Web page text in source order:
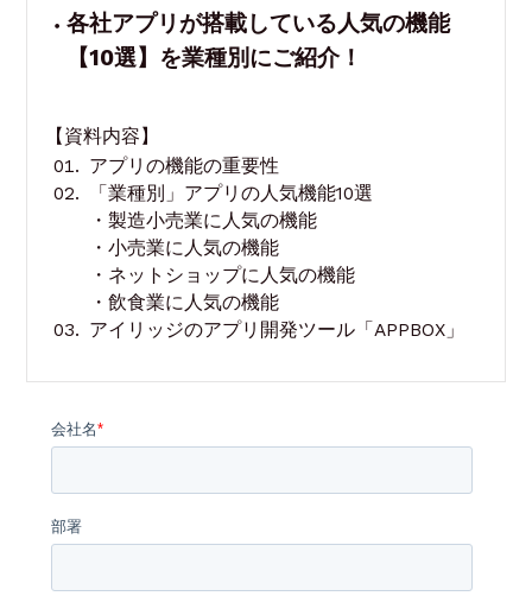
各社アプリが搭載している人気の機能
【10選】を業種別にご紹介！
【資料内容】
アプリの機能の重要性
「業種別」アプリの人気機能10選
・製造小売業に人気の機能
・小売業に人気の機能
・ネットショップに人気の機能
・飲食業に人気の機能
アイリッジのアプリ開発ツール「APPBOX」